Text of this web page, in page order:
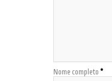
Nome completo *